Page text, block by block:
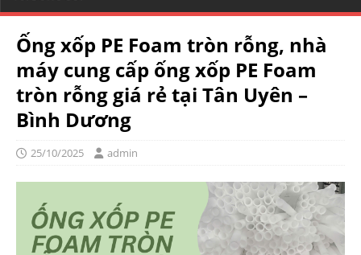
Ống xốp PE Foam tròn rỗng, nhà
máy cung cấp ống xốp PE Foam
tròn rỗng giá rẻ tại Tân Uyên –
Bình Dương
25/10/2025 admin